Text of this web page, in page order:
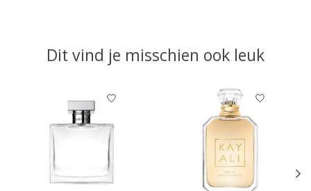
Dit vind je misschien ook leuk
Items van productcarrousel